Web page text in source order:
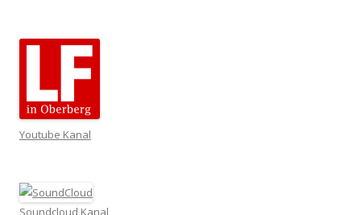
Youtube Kanal
Soundcloud Kanal